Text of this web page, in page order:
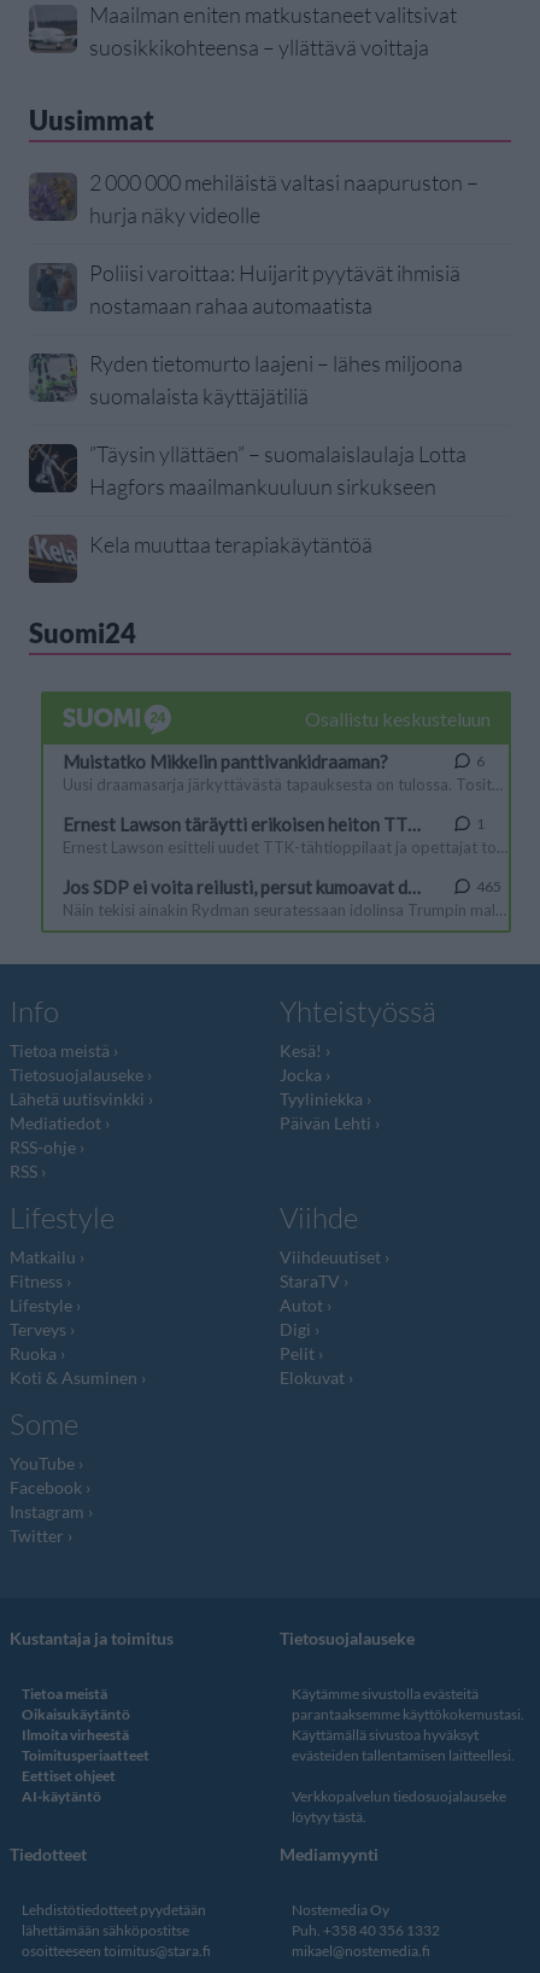
Maailman eniten matkustaneet valitsivat
suosikkikohteensa – yllättävä voittaja
Uusimmat
2 000 000 mehiläistä valtasi naapuruston –
hurja näky videolle
Poliisi varoittaa: Huijarit pyytävät ihmisiä
nostamaan rahaa automaatista
Ryden tietomurto laajeni – lähes miljoona
suomalaista käyttäjätiliä
”Täysin yllättäen” – suomalaislaulaja Lotta
Hagfors maailmankuuluun sirkukseen
Kela muuttaa terapiakäytäntöä
Suomi24
Info
Tietoa meistä
Tietosuojalauseke
Lähetä uutisvinkki
Mediatiedot
RSS-ohje
RSS
Yhteistyössä
Kesä!
Jocka
Tyyliniekka
Päivän Lehti
Lifestyle
Matkailu
Fitness
Lifestyle
Terveys
Ruoka
Koti & Asuminen
Viihde
Viihdeuutiset
StaraTV
Autot
Digi
Pelit
Elokuvat
Some
YouTube
Facebook
Instagram
Twitter
Kustantaja ja toimitus
Tietoa meistä
Oikaisukäytäntö
Ilmoita virheestä
Toimitusperiaatteet
Eettiset ohjeet
AI-käytäntö
Tietosuojalauseke
Käytämme sivustolla evästeitä
parantaaksemme käyttökokemustasi.
Käyttämällä sivustoa hyväksyt
evästeiden tallentamisen laitteellesi.
Verkkopalvelun tiedosuojalauseke
löytyy tästä.
Tiedotteet
Lehdistötiedotteet pyydetään
lähettämään sähköpostitse
osoitteeseen toimitus@stara.fi
Mediamyynti
Nostemedia Oy
Puh. +358 40 356 1332
mikael@nostemedia.fi